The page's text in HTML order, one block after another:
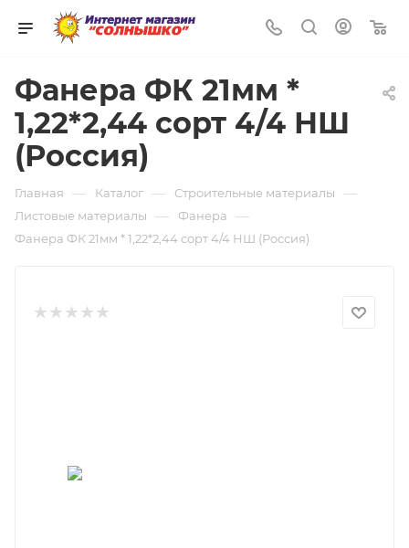
Фанера ФК 21мм *
1,22*2,44 сорт 4/4 НШ
(Россия)
Главная — Каталог — Строительные материалы —
Листовые материалы — Фанера —
Фанера ФК 21мм * 1,22*2,44 сорт 4/4 НШ (Россия)